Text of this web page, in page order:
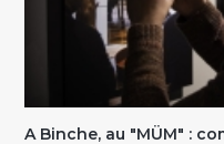
A Binche, au "MÜM" :